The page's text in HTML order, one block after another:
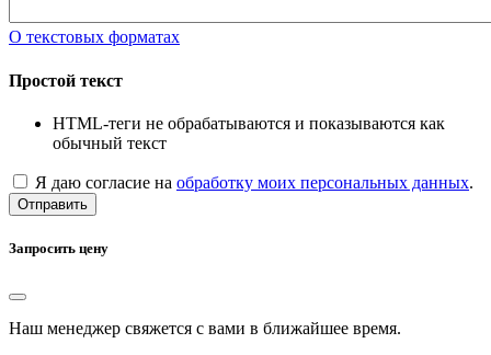
О текстовых форматах
Простой текст
HTML-теги не обрабатываются и показываются как
обычный текст
Я даю согласие на обработку моих персональных данных.
Отправить
Запросить цену
Наш менеджер свяжется с вами в ближайшее время.